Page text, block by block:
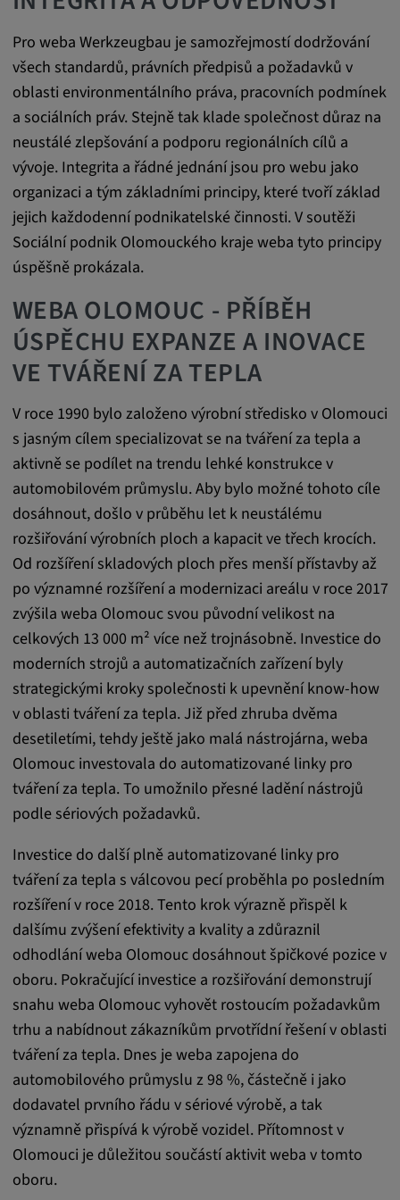
Pro weba Werkzeugbau je samozřejmostí dodržování
všech standardů, právních předpisů a požadavků v
oblasti environmentálního práva, pracovních podmínek
a sociálních práv. Stejně tak klade společnost důraz na
neustálé zlepšování a podporu regionálních cílů a
vývoje. Integrita a řádné jednání jsou pro webu jako
organizaci a tým základními principy, které tvoří základ
jejich každodenní podnikatelské činnosti. V soutěži
Sociální podnik Olomouckého kraje weba tyto principy
úspěšně prokázala.
WEBA OLOMOUC - PŘÍBĚH
ÚSPĚCHU EXPANZE A INOVACE
VE TVÁŘENÍ ZA TEPLA
V roce 1990 bylo založeno výrobní středisko v Olomouci
s jasným cílem specializovat se na tváření za tepla a
aktivně se podílet na trendu lehké konstrukce v
automobilovém průmyslu. Aby bylo možné tohoto cíle
dosáhnout, došlo v průběhu let k neustálému
rozšiřování výrobních ploch a kapacit ve třech krocích.
Od rozšíření skladových ploch přes menší přístavby až
po významné rozšíření a modernizaci areálu v roce 2017
zvýšila weba Olomouc svou původní velikost na
celkových 13 000 m² více než trojnásobně. Investice do
moderních strojů a automatizačních zařízení byly
strategickými kroky společnosti k upevnění know-how
v oblasti tváření za tepla. Již před zhruba dvěma
desetiletími, tehdy ještě jako malá nástrojárna, weba
Olomouc investovala do automatizované linky pro
tváření za tepla. To umožnilo přesné ladění nástrojů
podle sériových požadavků.
Investice do další plně automatizované linky pro
tváření za tepla s válcovou pecí proběhla po posledním
rozšíření v roce 2018. Tento krok výrazně přispěl k
dalšímu zvýšení efektivity a kvality a zdůraznil
odhodlání weba Olomouc dosáhnout špičkové pozice v
oboru. Pokračující investice a rozšiřování demonstrují
snahu weba Olomouc vyhovět rostoucím požadavkům
trhu a nabídnout zákazníkům prvotřídní řešení v oblasti
tváření za tepla. Dnes je weba zapojena do
automobilového průmyslu z 98 %, částečně i jako
dodavatel prvního řádu v sériové výrobě, a tak
významně přispívá k výrobě vozidel. Přítomnost v
Olomouci je důležitou součástí aktivit weba v tomto
oboru.
1 rok
Externí média
Nutné pro zobrazení obsahu z externích
mediálních platforem.
Google Maps
Název:
Poskytovatel:
google.com
Účel:
Tyto soubory cookie se používají k ukládání
preferencí uživatele a dalších informací
Trvání cookies:
3 dny
Youtube
Název:
VISITOR_INFO1_LIVE, YSC, CONSENT,
yt.innertube::nextId, yt.innertube::requests,
yt-remote-cast-installed, yt-remote-
connected-devices, yt-remote-device-id, yt-
remote-fast-check-period, yt-remote-session-
app, yt-remote-session-name, IDE,
LOGIN_INFO, PREF, LOGIN_INFO, PREF,
SEARCH_SAMESITE, OGPC, OTZ, NID,
1P_JAR, DSID, APISID, HSID, SSID, SID,
SAPISID, SIDCC, yt-player-headers-
readable,
player-lv, yt-player-bandaid-host, yt-player-
bandwidth
Poskytovatel:
youtube.com, google.com, doubleclick.net
Účel:
VISITOR_INFO1_LIVE slouží k rozpoznání
a řešení problémů se službou. YSC používá
služba YouTube k ukládání uživatelských
vstupů a jejich přiřazování k akcím uživatele.
Trvání cookies:
1 rok
Vimeo